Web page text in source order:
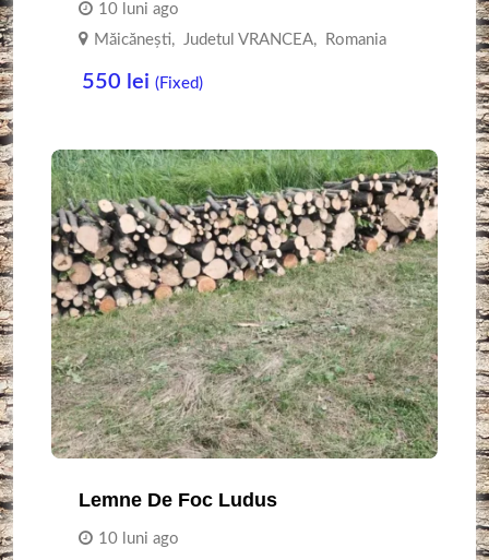
10 luni ago
Măicănești, Judetul VRANCEA, Romania
550 lei (Fixed)
Lemne De Foc Ludus
10 luni ago